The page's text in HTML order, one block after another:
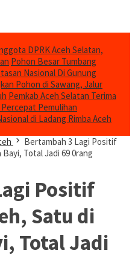
DPRK Aceh Selatan,
Pohon Besar Tumbang
Nasional Di Gunung
Pohon di Sawang, Jalur
Pemkab Aceh Selatan Terima
Pemulihan
di Ladang Rimba Aceh
Bertambah 3 Lagi Positif
Total Jadi 69 0rang
Positif
Satu di
Total Jadi